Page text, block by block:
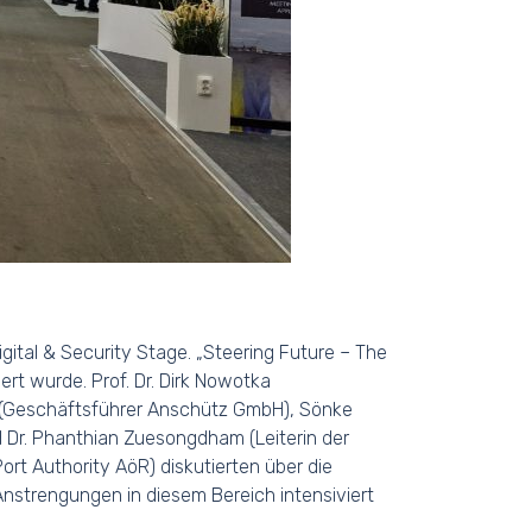
& Security Stage. „Steering Future – The
wurde. Prof. Dr. Dirk Nowotka
Anschütz GmbH), Sönke
Phanthian Zuesongdham (Leiterin der
Authority AöR) diskutierten über die
in diesem Bereich intensiviert